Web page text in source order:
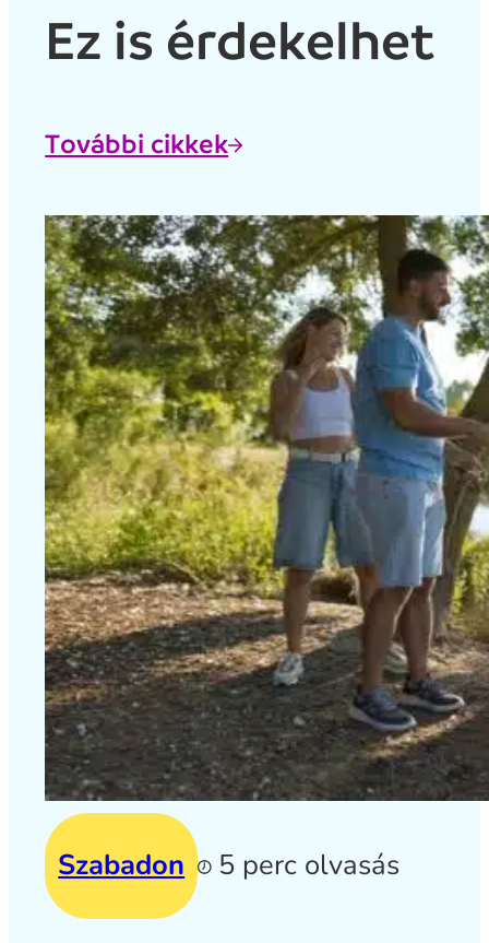
Ez is érdekelhet
További cikkek
Szabadon 5 perc olvasás